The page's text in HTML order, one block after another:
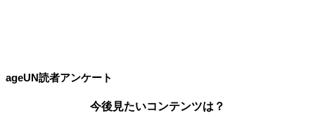
ageUN読者アンケート
今後見たいコンテンツは？